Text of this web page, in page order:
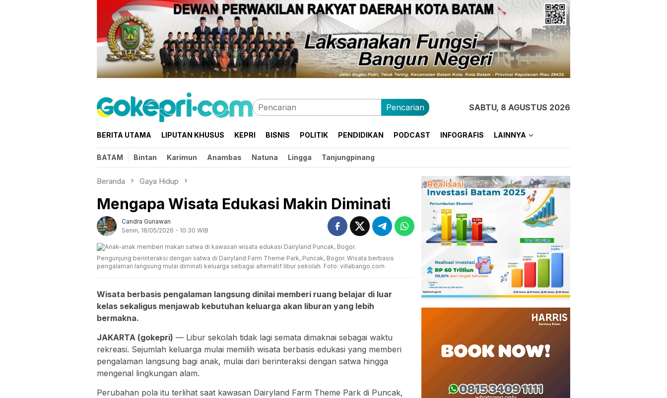
Pencarian SABTU, 8 AGUSTUS 2026
BERITA UTAMA LIPUTAN KHUSUS KEPRI BISNIS POLITIK PENDIDIKAN PODCAST INFOGRAFIS LAINNYA
BATAM Bintan Karimun Anambas Natuna Lingga Tanjungpinang
Beranda Gaya Hidup
Mengapa Wisata Edukasi Makin Diminati
Candra Gunawan
Senin, 18/05/2026 - 10:30 WIB
Pengunjung berinteraksi dengan satwa di Dairyland Farm Theme Park, Puncak, Bogor. Wisata berbasis
pengalaman langsung mulai diminati keluarga sebagai alternatif libur sekolah. Foto: villabango.com
Wisata berbasis pengalaman langsung dinilai memberi ruang belajar di luar
kelas sekaligus menjawab kebutuhan keluarga akan liburan yang lebih
bermakna.
JAKARTA (gokepri) — Libur sekolah tidak lagi semata dimaknai sebagai waktu
rekreasi. Sejumlah keluarga mulai memilih wisata berbasis edukasi yang memberi
pengalaman langsung bagi anak, mulai dari berinteraksi dengan satwa hingga
mengenal lingkungan alam.
Perubahan pola itu terlihat saat kawasan Dairyland Farm Theme Park di Puncak,